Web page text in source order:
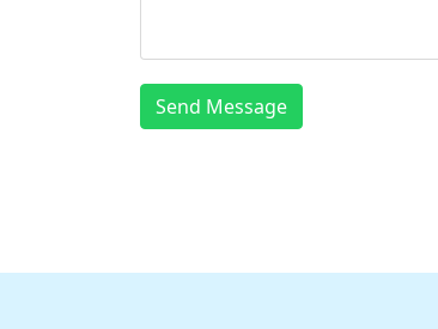
Send Message